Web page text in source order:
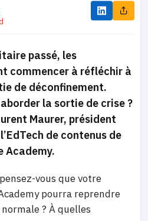
passé, les
commencer à réfléchir à
de déconfinement.
la sortie de crise ?
Maurer, président
de contenus de
Academy.
vous que votre
pourra reprendre
? À quelles